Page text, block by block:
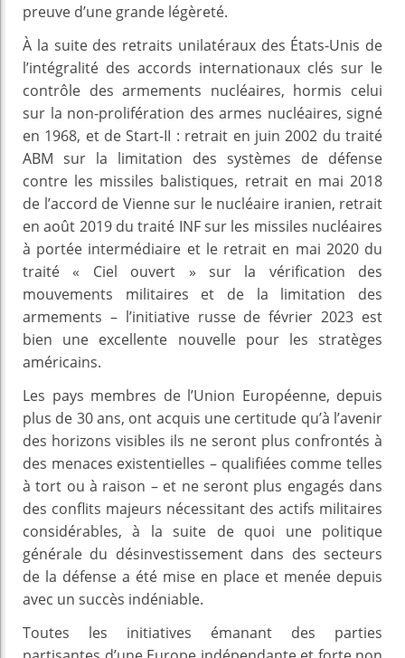
preuve d’une grande légèreté.
À la suite des retraits unilatéraux des États-Unis de
l’intégralité des accords internationaux clés sur le
contrôle des armements nucléaires, hormis celui
sur la non-prolifération des armes nucléaires, signé
en 1968, et de Start-II : retrait en juin 2002 du traité
ABM sur la limitation des systèmes de défense
contre les missiles balistiques, retrait en mai 2018
de l’accord de Vienne sur le nucléaire iranien, retrait
en août 2019 du traité INF sur les missiles nucléaires
à portée intermédiaire et le retrait en mai 2020 du
traité « Ciel ouvert » sur la vérification des
mouvements militaires et de la limitation des
armements – l’initiative russe de février 2023 est
bien une excellente nouvelle pour les stratèges
américains.
Les pays membres de l’Union Européenne, depuis
plus de 30 ans, ont acquis une certitude qu’à l’avenir
des horizons visibles ils ne seront plus confrontés à
des menaces existentielles – qualifiées comme telles
à tort ou à raison – et ne seront plus engagés dans
des conflits majeurs nécessitant des actifs militaires
considérables, à la suite de quoi une politique
générale du désinvestissement dans des secteurs
de la défense a été mise en place et menée depuis
avec un succès indéniable.
Toutes les initiatives émanant des parties